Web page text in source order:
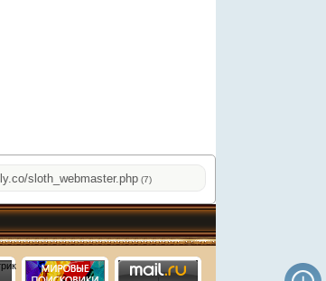
(7)|http://onlinevideos.cc/top.php